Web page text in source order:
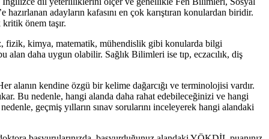
adayların kafasını en çok karıştıran konulardan biridir.
önem taşır.
fizik, kimya, matematik, mühendislik gibi konularda bilgi
daha uygun olabilir. Sağlık Bilimleri ise tıp, eczacılık, diş
alanın kendine özgü bir kelime dağarcığı ve terminolojisi vardır.
Bu nedenle, hangi alanda daha rahat edebileceğinizi ve hangi
geçmiş yılların sınav sorularını inceleyerek hangi alandaki